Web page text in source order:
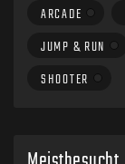
ARCADE
JUMP & RUN
SHOOTER